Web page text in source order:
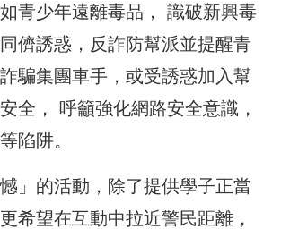
青少年遠離毒品， 識破新興毒
儕誘惑，反詐防幫派並提醒青
騙集團車手，或受誘惑加入幫
全， 呼籲強化網路安全意識，
陷阱。
」的活動，除了提供學子正當
希望在互動中拉近警民距離，